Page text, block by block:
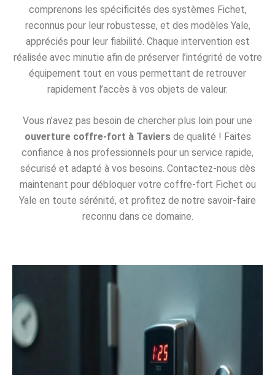
comprenons les spécificités des systèmes Fichet,
reconnus pour leur robustesse, et des modèles Yale,
appréciés pour leur fiabilité. Chaque intervention est
réalisée avec minutie afin de préserver l’intégrité de votre
équipement tout en vous permettant de retrouver
rapidement l’accès à vos objets de valeur.
Vous n’avez pas besoin de chercher plus loin pour une
ouverture coffre-fort à Taviersde qualité ! Faites
confiance à nos professionnels pour un service rapide,
sécurisé et adapté à vos besoins. Contactez-nous dès
maintenant pour débloquer votre coffre-fort Fichet ou
Yale en toute sérénité, et profitez de notre savoir-faire
reconnu dans ce domaine.